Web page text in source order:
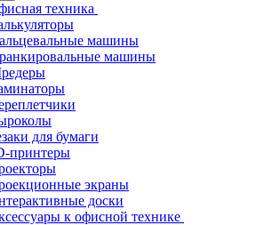
техника
машины
машины
для бумаги
принтеры
экраны
доски
к офисной технике